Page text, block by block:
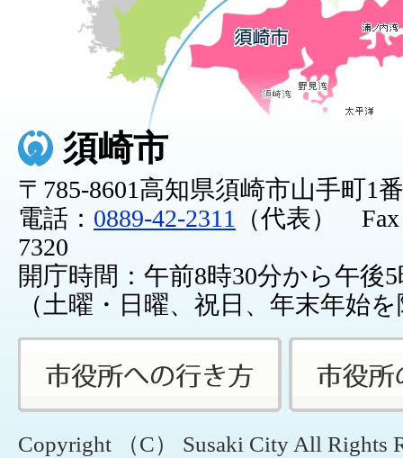
須崎市
〒785-8601高知県須崎市山手町1
電話： 0889-42-2311 （代表） Fax
7320
開庁時間：午前8時30分から午後
（土曜・日曜、祝日、年末年始
Copyright （C） Susaki City All Rights